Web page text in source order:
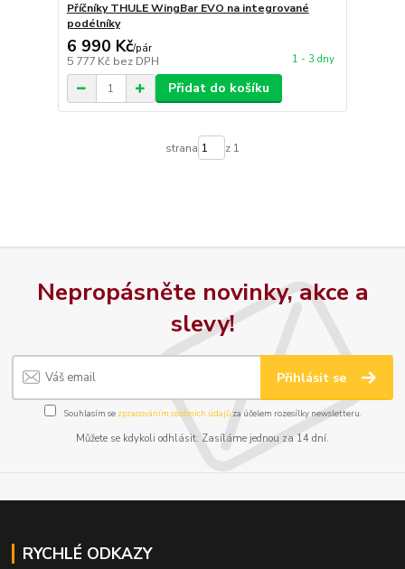
Příčníky THULE WingBar EVO na integrované
podélníky
6 990 Kč/pár
5 777 Kč bez DPH 1 - 3 dny
Přidat do košíku
strana z 1
Nepropásněte novinky, akce a
slevy!
Přihlásit se
Souhlasím se zpracováním osobních údajůza účelem rozesílky newsletteru.
Můžete se kdykoli odhlásit. Zasíláme jednou za 14 dní.
RYCHLÉ ODKAZY